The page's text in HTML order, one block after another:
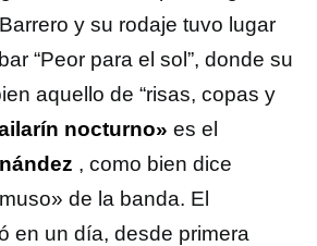
y su rodaje tuvo lugar
“Peor para el sol”, donde su
aquello de “risas, copas y
nocturno» es el
, como bien dice
de la banda. El
en un día, desde primera